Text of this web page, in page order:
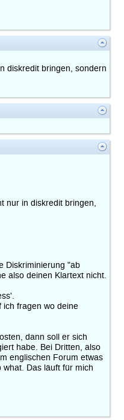
diskredit bringen, sondern
nur in diskredit bringen,
Diskriminierung "ab
also deinen Klartext nicht.
ich fragen wo deine
dann soll er sich
habe. Bei Dritten, also
englischen Forum etwas
Das läuft für mich